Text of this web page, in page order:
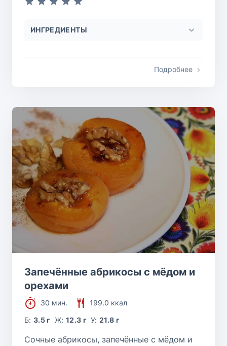
ИНГРЕДИЕНТЫ
Подробнее
Запечённые абрикосы с мёдом и
орехами
30 мин.
199.0 ккал
Б:3.5 г Ж: 12.3 г У:21.8 г
Сочные абрикосы, запечённые с мёдом и